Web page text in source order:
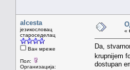
alcesta
језикословац
староседелац
Ван мреже
Пол:
Организација:
«
Da,
krupnijem
dostupan